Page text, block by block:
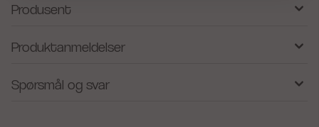
Produsent
Produktanmeldelser
Spørsmål og svar